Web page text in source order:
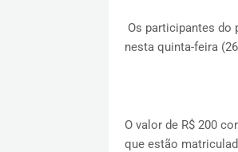
Os participantes do
nesta quinta-feira
O valor de R$ 200
que estão